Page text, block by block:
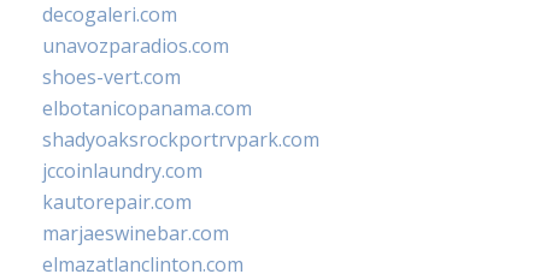
decogaleri.com
unavozparadios.com
shoes-vert.com
elbotanicopanama.com
shadyoaksrockportrvpark.com
jccoinlaundry.com
kautorepair.com
marjaeswinebar.com
elmazatlanclinton.com